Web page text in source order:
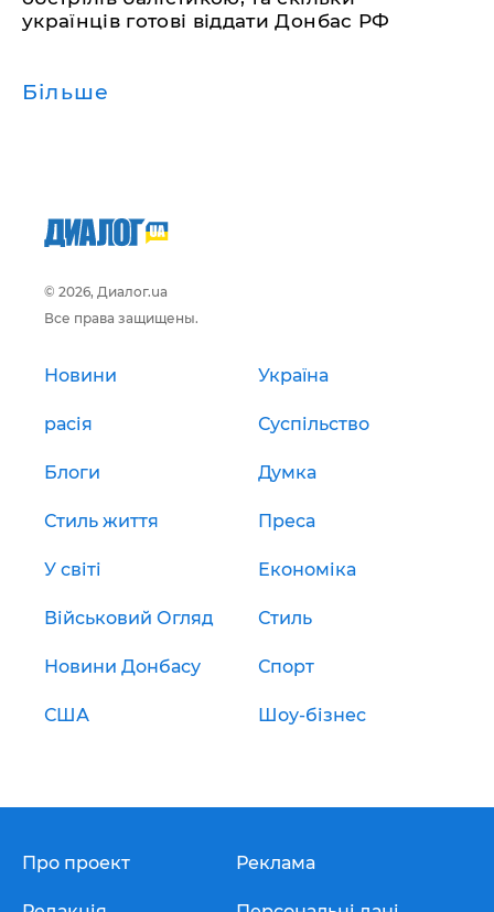
українців готові віддати Донбас РФ
Більше
© 2026, Диалог.ua
Все права защищены.
Новини Україна
расія Суспільство
Блоги Думка
Стиль життя Преса
У світі Економіка
Військовий Огляд Стиль
Новини Донбасу Спорт
США Шоу-бізнес
Про проект Реклама